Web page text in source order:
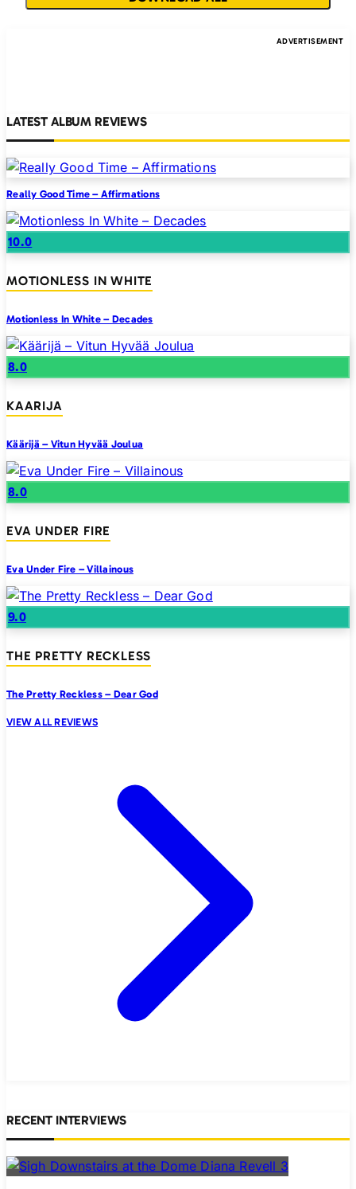
LATEST ALBUM REVIEWS
Really Good Time – Affirmations
10.0
MOTIONLESS IN WHITE
Motionless In White – Decades
8.0
KAARIJA
Käärijä – Vitun Hyvää Joulua
8.0
EVA UNDER FIRE
Eva Under Fire – Villainous
9.0
THE PRETTY RECKLESS
The Pretty Reckless – Dear God
VIEW ALL REVIEWS
RECENT INTERVIEWS